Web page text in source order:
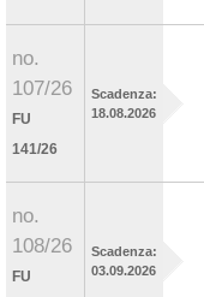
no.
107/26
FU
141/26
Scadenza:
18.08.2026
no.
108/26
FU
Scadenza:
03.09.2026